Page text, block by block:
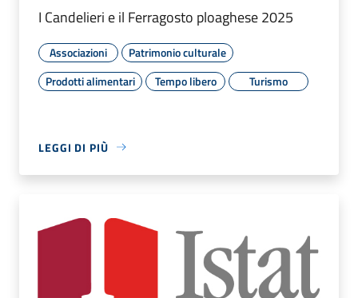
I Candelieri e il Ferragosto ploaghese 2025
Associazioni
Patrimonio culturale
Prodotti alimentari
Tempo libero Turismo
LEGGI DI PIÙ